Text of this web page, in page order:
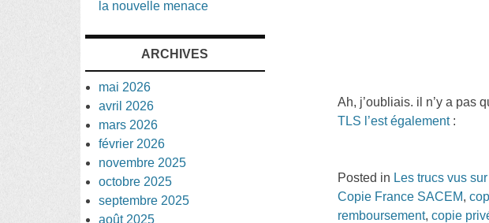
Ah, j’oubliais. il n’y a pas
TLS l’est également:
Posted in Les trucs vus
Copie France SACEM,
remboursement,copie
la nouvelle menace
ARCHIVES
mai 2026
avril 2026
mars 2026
février 2026
novembre 2025
octobre 2025
septembre 2025
août 2025